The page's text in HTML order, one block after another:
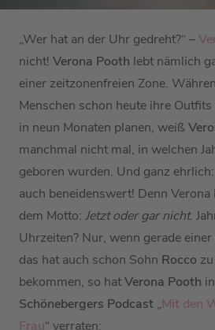
„Wer hat an der Uhr gedreht?“ –
nicht! Verona Pooth lebt nämlich
einer zeitzonenfreien Zone.
Menschen schon heute ihre
in neun Monaten planen, weiß
manchmal nicht mal, in welchen
geboren wurden. Und ganz
auch beneidenswert! Denn Verona
dem Motto: Jetzt oder gar nicht.
Uhrzeiten? Nur, wenn gerade
das hat auch schon Sohn Rocco
bekommen, so hatVerona Pooth in
Schönebergers Podcast „Mit den
Frau“ verraten: